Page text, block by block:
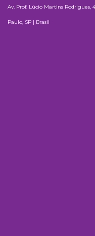
Av. Prof. Lúcio Martins Rodrigues,
Paulo, SP | Brasil